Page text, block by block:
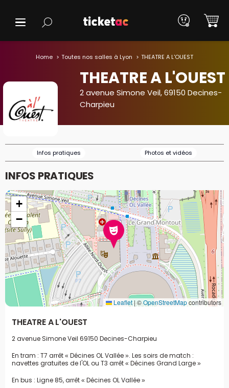
Home Toutes nos salles à Lyon THEATRE A L'OUEST
THEATRE A L'OUEST
2 avenue Simone Veil, 69150 Decines-
Charpieu
Infos pratiques Photos et vidéos
INFOS PRATIQUES
+
−
Leaflet|©OpenStreetMapcontributors
THEATRE A L'OUEST
2 avenue Simone Veil 69150 Decines-Charpieu
En tram : T7 arrêt « Décines OL Vallée ». Les soirs de match :
navettes gratuites de l'OL ou T3 arrêt « Décines Grand Large »
En bus : Ligne 85, arrêt « Décines OL Vallée »